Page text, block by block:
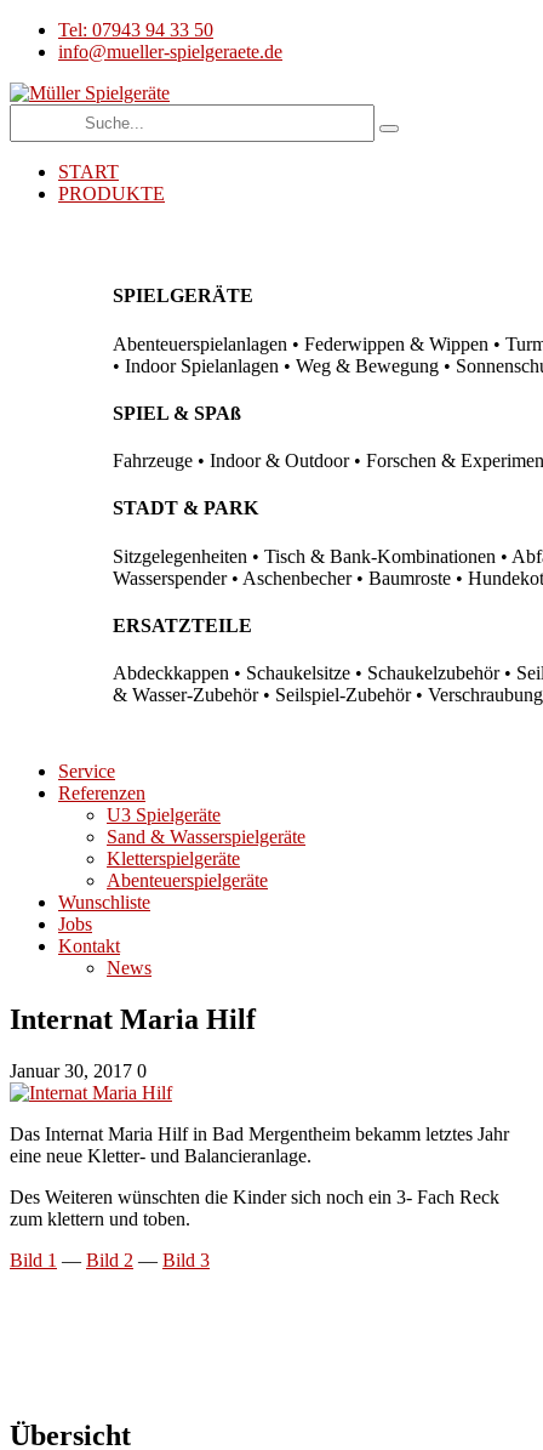
Tel: 07943 94 33 50
info@mueller-spielgeraete.de
START
PRODUKTE
SPIELGERÄTE
Abenteuerspielanlagen • Federwippen & Wippen •
• Indoor Spielanlagen • Weg & Bewegung •
SPIEL & SPAß
Fahrzeuge • Indoor & Outdoor • Forschen &
STADT & PARK
Sitzgelegenheiten • Tisch & Bank-Kombinationen •
Wasserspender • Aschenbecher • Baumroste •
ERSATZTEILE
Abdeckkappen • Schaukelsitze • Schaukelzubehör •
& Wasser-Zubehör • Seilspiel-Zubehör •
Service
Referenzen
U3 Spielgeräte
Sand & Wasserspielgeräte
Kletterspielgeräte
Abenteuerspielgeräte
Wunschliste
Jobs
Kontakt
News
Internat Maria Hilf
Januar 30, 2017 0
Das Internat Maria Hilf in Bad Mergentheim bekamm letztes Jahr
eine neue Kletter- und Balancieranlage.
Des Weiteren wünschten die Kinder sich noch ein 3- Fach Reck
zum klettern und toben.
Bild 1 — Bild 2 — Bild 3
Übersicht